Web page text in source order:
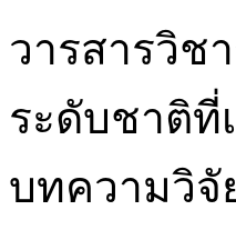
วารสารวิช
ระดับชาติที่
บทความวิจั